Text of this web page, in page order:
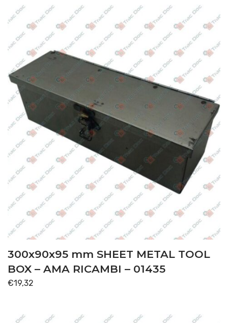
300x90x95 mm SHEET METAL TOOL
BOX – AMA RICAMBI – 01435
€19,32